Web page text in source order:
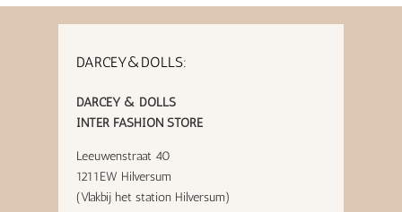
DARCEY&DOLLS:
DARCEY & DOLLS
INTER FASHION STORE
Leeuwenstraat 40
1211EW Hilversum
(Vlakbij het station Hilversum)